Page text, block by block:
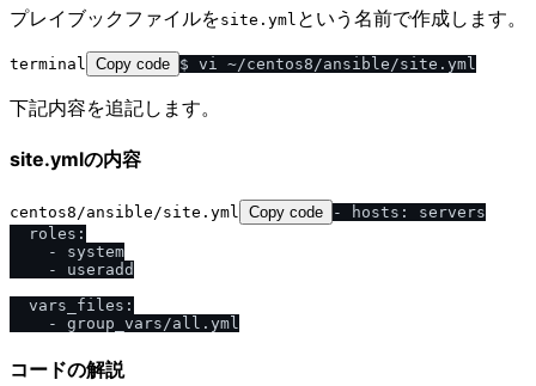
プレイブックファイルをsite.yml という名前で作成します。
terminal Copy code
下記内容を追記します。
site.ymlの内容
centos8/ansible/site.yml Copy code
- hosts: servers
  roles:
    - system
    - useradd
  vars_files:
コードの解説